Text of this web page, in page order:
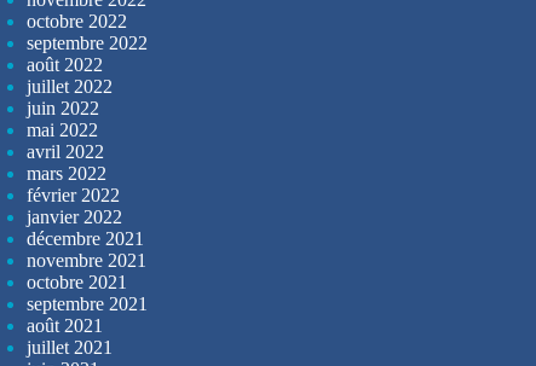
octobre 2022
septembre 2022
août 2022
juillet 2022
juin 2022
mai 2022
avril 2022
mars 2022
février 2022
janvier 2022
décembre 2021
novembre 2021
octobre 2021
septembre 2021
août 2021
juillet 2021